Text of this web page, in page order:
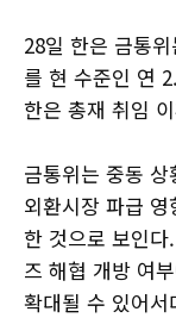
28일 한은 금통
를 현 수준인 연
한은 총재 취임
금통위는 중동
외환시장 파급
한 것으로 보인
즈 해협 개방 여
확대될 수 있어서